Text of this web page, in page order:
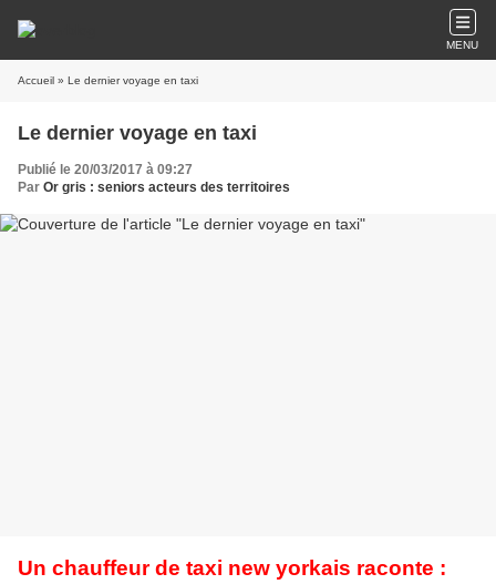
MENU
Accueil » Le dernier voyage en taxi
Le dernier voyage en taxi
Publié le 20/03/2017 à 09:27
Par Or gris : seniors acteurs des territoires
Un chauffeur de taxi new yorkais raconte :